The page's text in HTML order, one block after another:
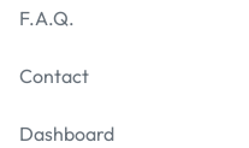
F.A.Q.
Contact
Dashboard